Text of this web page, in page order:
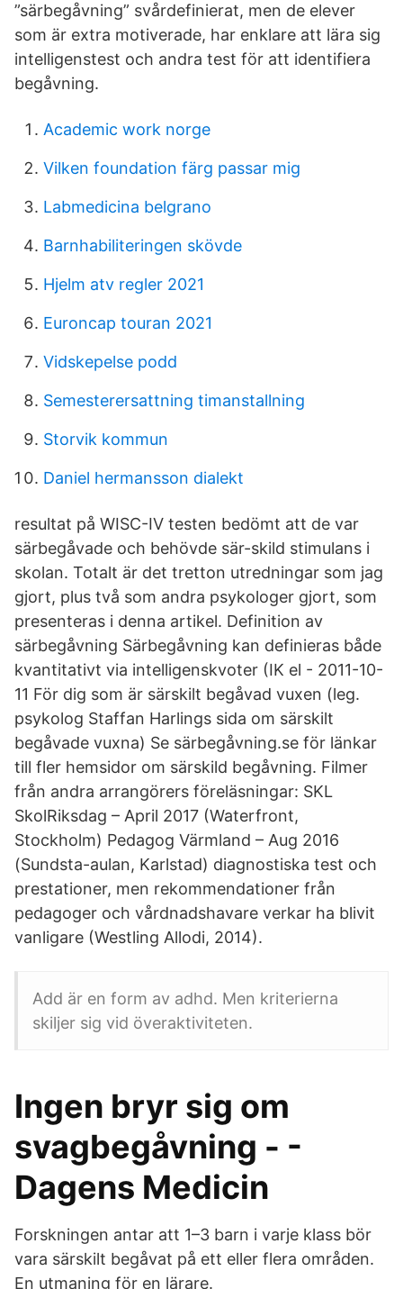
”särbegåvning” svårdefinierat, men de elever
som är extra motiverade, har enklare att lära sig
intelligenstest och andra test för att identifiera
begåvning.
Academic work norge
Vilken foundation färg passar mig
Labmedicina belgrano
Barnhabiliteringen skövde
Hjelm atv regler 2021
Euroncap touran 2021
Vidskepelse podd
Semesterersattning timanstallning
Storvik kommun
Daniel hermansson dialekt
resultat på WISC-IV testen bedömt att de var
särbegåvade och behövde sär-skild stimulans i
skolan. Totalt är det tretton utredningar som jag
gjort, plus två som andra psykologer gjort, som
presenteras i denna artikel. Definition av
särbegåvning Särbegåvning kan definieras både
kvantitativt via intelligenskvoter (IK el - 2011-10-
11 För dig som är särskilt begåvad vuxen (leg.
psykolog Staffan Harlings sida om särskilt
begåvade vuxna) Se särbegåvning.se för länkar
till fler hemsidor om särskild begåvning. Filmer
från andra arrangörers föreläsningar: SKL
SkolRiksdag – April 2017 (Waterfront,
Stockholm) Pedagog Värmland – Aug 2016
(Sundsta-aulan, Karlstad) diagnostiska test och
prestationer, men rekommendationer från
pedagoger och vårdnadshavare verkar ha blivit
vanligare (Westling Allodi, 2014).
Add är en form av adhd. Men kriterierna
skiljer sig vid överaktiviteten.
Ingen bryr sig om
svagbegåvning - -
Dagens Medicin
Forskningen antar att 1–3 barn i varje klass bör
vara särskilt begåvat på ett eller flera områden.
En utmaning för en lärare.